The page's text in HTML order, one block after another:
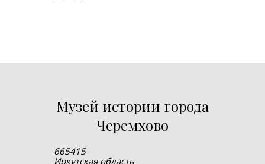
Музей истории города
Черемхово
665415
Иркутская область